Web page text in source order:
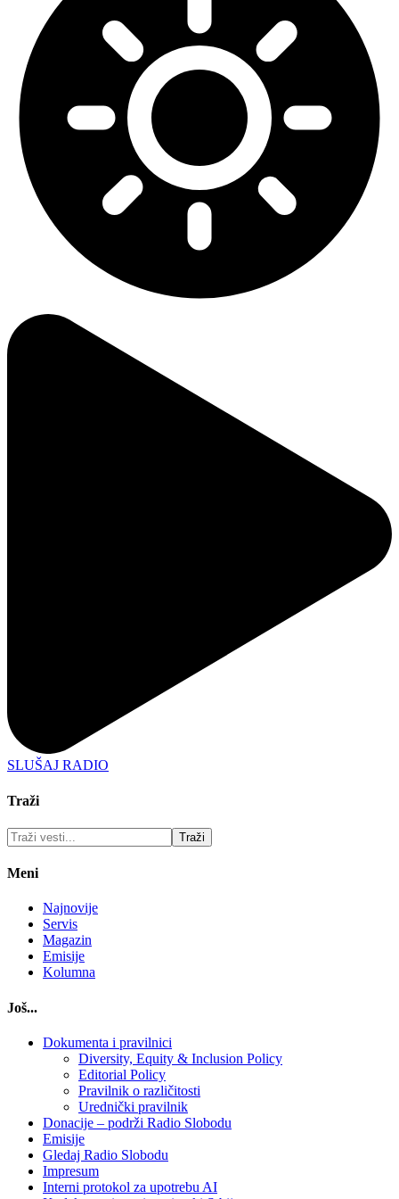
SLUŠAJ RADIO
Traži
Meni
Najnovije
Servis
Magazin
Emisije
Kolumna
Još...
Dokumenta i pravilnici
Diversity, Equity & Inclusion Policy
Editorial Policy
Pravilnik o različitosti
Urednički pravilnik
Donacije – podrži Radio Slobodu
Emisije
Gledaj Radio Slobodu
Impresum
Interni protokol za upotrebu AI